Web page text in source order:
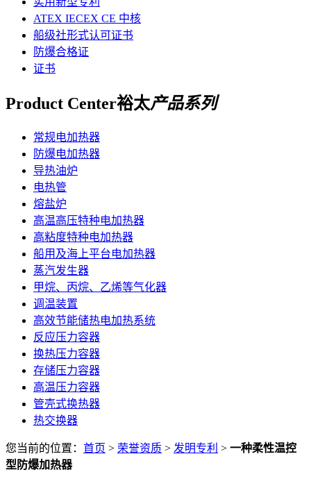
ATEX IECEX CE 中核
船级社形式认可证书
防爆合格证
证书
Product Center裕太产品系列
常规电加热器
防爆电加热器
导热油炉
电热管
熔盐炉
高温高压特种电加热器
高粘度特种电加热器
船用及海上平台电加热器
蒸汽发生器
甲烷、丙烷、乙烯等气化器
调温装置
高效节能储热电加热系统
反应压力容器
换热压力容器
存储压力容器
高温压力容器
管壳式换热器
热交换器
您当前的位置： 首页 > 荣誉资质 > 发明专利 > 一种柔性温控
型防爆加热器